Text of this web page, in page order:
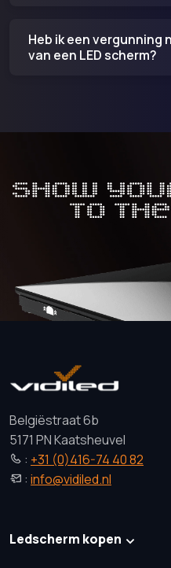
Heb ik een vergunning
van een LED scherm?
Belgiëstraat 6b
5171 PN Kaatsheuvel
: +31 (0)416-74 40 82
: info@vidiled.nl
Ledscherm kopen